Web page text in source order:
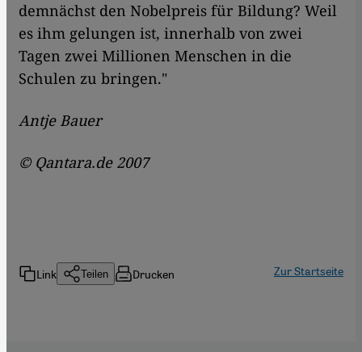
demnächst den Nobelpreis für Bildung? Weil
es ihm gelungen ist, innerhalb von zwei
Tagen zwei Millionen Menschen in die
Schulen zu bringen."
Antje Bauer
© Qantara.de 2007
Link Teilen Drucken Zur Startseite